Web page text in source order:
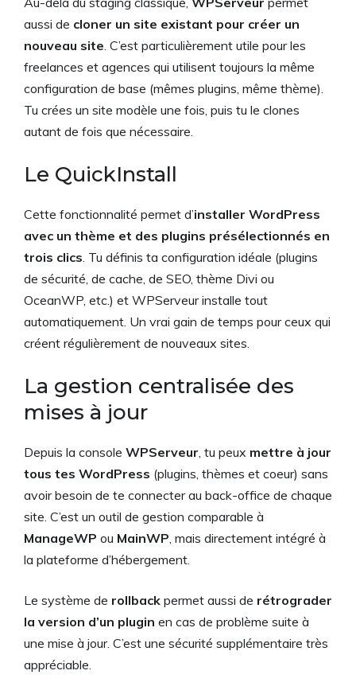
aussi de cloner un site existant pour créer un
nouveau site . C’est particulièrement utile pour les
freelances et agences qui utilisent toujours la même
configuration de base (mêmes plugins, même thème).
Tu crées un site modèle une fois, puis tu le clones
autant de fois que nécessaire.
Le QuickInstall
Cette fonctionnalité permet d’installer WordPress
avec un thème et des plugins présélectionnés en
trois clics . Tu définis ta configuration idéale (plugins
de sécurité, de cache, de SEO, thème Divi ou
OceanWP, etc.) et WPServeur installe tout
automatiquement. Un vrai gain de temps pour ceux qui
créent régulièrement de nouveaux sites.
La gestion centralisée des
mises à jour
Depuis la console WPServeur , tu peux mettre à jour
tous tes WordPress (plugins, thèmes et coeur) sans
avoir besoin de te connecter au back-office de chaque
site. C’est un outil de gestion comparable à
ManageWP ou MainWP , mais directement intégré à
la plateforme d’hébergement.
Le système de rollback permet aussi de rétrograder
la version d’un plugin en cas de problème suite à
une mise à jour. C’est une sécurité supplémentaire très
appréciable.